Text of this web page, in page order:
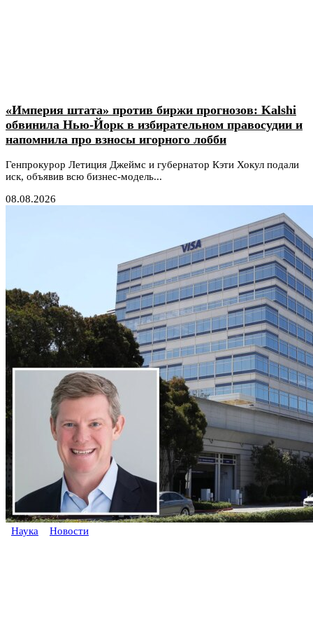
«Империя штата» против биржи прогнозов: Kalshi
обвинила Нью-Йорк в избирательном правосудии и
напомнила про взносы игорного лобби
Генпрокурор Летиция Джеймс и губернатор Кэти Хокул подали
иск, объявив всю бизнес-модель...
08.08.2026
Наука Новости